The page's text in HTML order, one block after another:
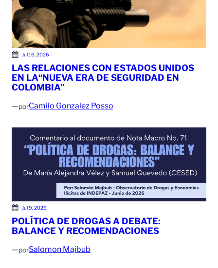
Jul 16, 2026
LAS RELACIONES CON ESTADOS UNIDOS
EN LA“NUEVA ERA DE SEGURIDAD EN
COLOMBIA”
—porCamilo Gonzalez Posso
Jul 9, 2026
POLÍTICA DE DROGAS A DEBATE:
BALANCE Y RECOMENDACIONES
—porSalomon Majbub